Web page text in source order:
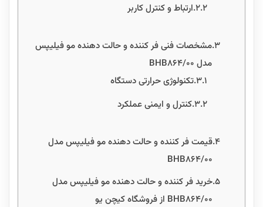
ارتباط و کنترل کاربر
مشخصات فنی فر کننده و حالت دهنده مو فیلیپس
مدل BHB864/00
تکنولوژی حرارتی دستگاه
کنترل و ایمنی عملکرد
قیمت فر کننده و حالت دهنده مو فیلیپس مدل
BHB864/00
خرید فر کننده و حالت دهنده مو فیلیپس مدل
BHB864/00 از فروشگاه کیچن یو